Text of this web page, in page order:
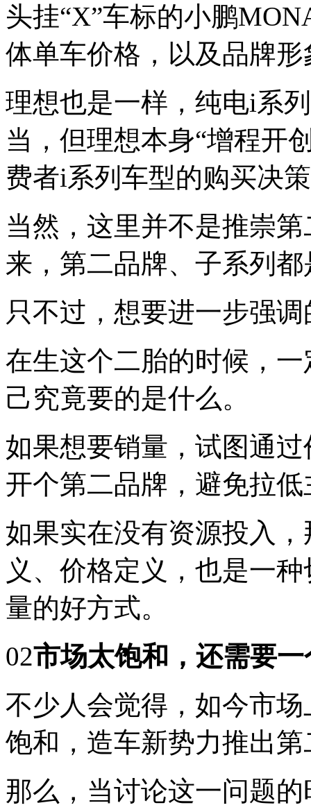
头挂“X”车标的小鹏
体单车价格，以及品牌
理想也是一样，纯电i系
当，但理想本身“增程开
费者i系列车型的购买决
当然，这里并不是推崇
来，第二品牌、子系列都
只不过，想要进一步强
在生这个二胎的时候，
己究竟要的是什么。
如果想要销量，试图通
开个第二品牌，避免拉
如果实在没有资源投入
义、价格定义，也是一
量的好方式。
02市场太饱和，还需要
不少人会觉得，如今市
饱和，造车新势力推出
那么，当讨论这一问题